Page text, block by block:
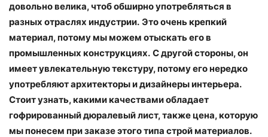
довольно велика, чтоб обширно употребляться в
разных отраслях индустрии. Это очень крепкий
материал, потому мы можем отыскать его в
промышленных конструкциях. С другой стороны, он
имеет увлекательную текстуру, потому его нередко
употребляют архитекторы и дизайнеры интерьера.
Стоит узнать, какими качествами обладает
гофрированный дюралевый лист, также цена, которую
мы понесем при заказе этого типа строй материалов.